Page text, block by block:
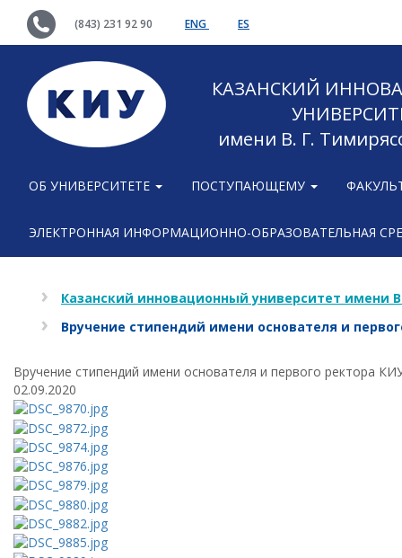
(843) 231 92 90 ENG ES
КАЗАНСКИЙ
имени В. Г.
ОБ УНИВЕРСИТЕТЕ ПОСТУПАЮЩЕМУ
ЭЛЕКТРОННАЯ ИНФОРМАЦИОННО-ОБРАЗОВАТЕЛЬНАЯ
Казанский инновационный университет имени
Вручение стипендий имени основателя и
Вручение стипендий имени основателя и первого ректора
02.09.2020